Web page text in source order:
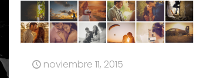
noviembre 11, 2015